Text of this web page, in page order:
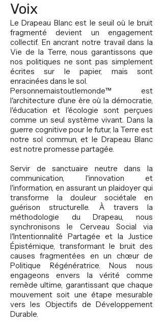
Voix
Le Drapeau Blanc est le seuil où le bruit
fragmenté devient un engagement
collectif. En ancrant notre travail dans la
Vie de la Terre, nous garantissons que
nos politiques ne sont pas simplement
écrites sur le papier, mais sont
enracinées dans le sol.
Personnemaistoutlemonde™ est
l'architecture d'une ère où la démocratie,
l'éducation et l'écologie sont perçues
comme un seul système vivant. Dans la
guerre cognitive pour le futur, la Terre est
notre sol commun, et le Drapeau Blanc
est notre promesse partagée.​
Servir de sanctuaire neutre dans la
communication, l'innovation et
l'information, en assurant un plaidoyer qui
transforme la douleur sociétale en
guérison structurelle. À travers la
méthodologie du Drapeau, nous
synchronisons le Cerveau Social via
l'Intentionnalité Partagée et la Justice
Épistémique, transformant le bruit des
causes fragmentées en un chœur de
Politique Régénératrice. Nous nous
engageons envers la vérité comme
remède ultime, garantissant que chaque
mouvement soit une étape mesurable
vers les Objectifs de Développement
Durable.